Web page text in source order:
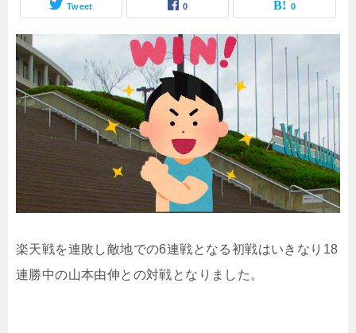
Tweet 0 0
楽天戦を連敗し敵地での6連戦となる初戦はいきなり18
連勝中の山本由伸との対戦となりました。